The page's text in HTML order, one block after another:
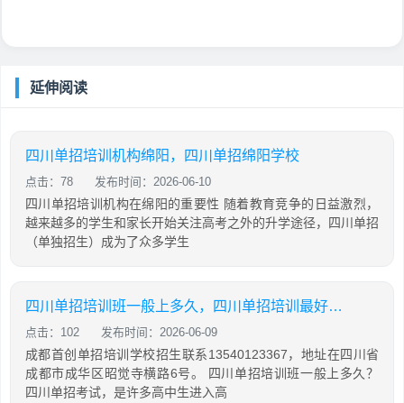
延伸阅读
四川单招培训机构绵阳，四川单招绵阳学校
点击：78 发布时间：2026-06-10
四川单招培训机构在绵阳的重要性 随着教育竞争的日益激烈，
越来越多的学生和家长开始关注高考之外的升学途径，四川单招
（单独招生）成为了众多学生
四川单招培训班一般上多久，四川单招培训最好的学校
点击：102 发布时间：2026-06-09
成都首创单招培训学校招生联系13540123367，地址在四川省
成都市成华区昭觉寺横路6号。 四川单招培训班一般上多久？
四川单招考试，是许多高中生进入高